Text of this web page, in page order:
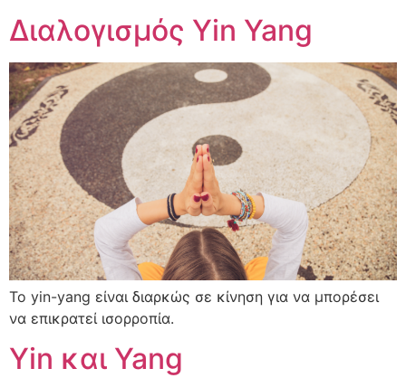
Διαλογισμός Yin Yang
Το yin-yang είναι διαρκώς σε κίνηση για να μπορέσει
να επικρατεί ισορροπία.
Yin και Yang